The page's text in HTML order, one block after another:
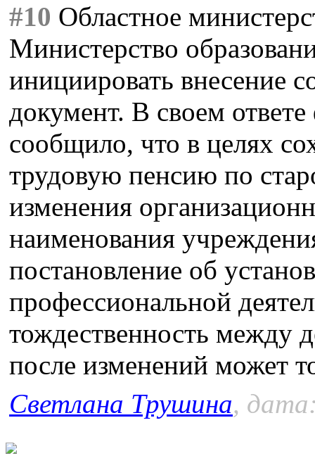
#10 Областное
Министерство
инициировать внесение
документ. В своем
сообщило, что в целях
трудовую пенсию по
изменения
наименования
постановление об
профессиональной
тождественность между
после изменений может
Светлана Трушина,